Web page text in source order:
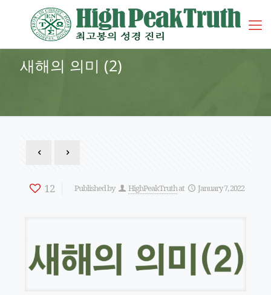
새해의 의미 (2)
12 Published by HighPeakTruthat January 7, 2022